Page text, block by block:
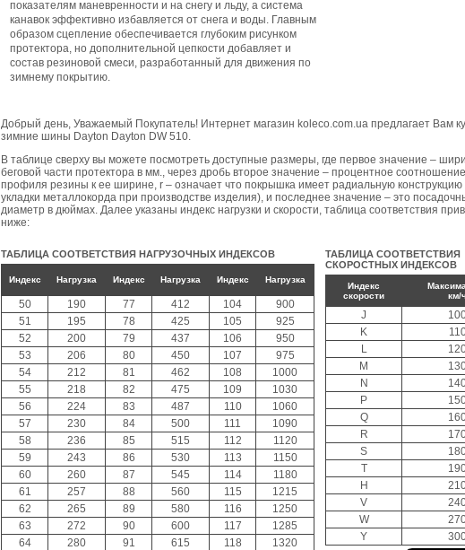
показателям маневренности и на снегу и льду, а система
канавок эффективно избавляется от снега и воды. Главным
образом сцепление обеспечивается глубоким рисунком
протектора, но дополнительной цепкости добавляет и
состав резиновой смеси, разработанный для движения по
зимнему покрытию.
Добрый день, Уважаемый Покупатель! Интернет магазин koleco.com.ua предлагает Вам
зимние шины Dayton Dayton DW 510.
В таблице сверху вы можете посмотреть доступные размеры, где первое значение –
беговой части протектора в мм., через дробь второе значение – процентное
профиля резины к ее ширине, r – означает что покрышка имеет радиальную
укладки металлокорда при производстве изделия), и последнее значение – это
диаметр в дюймах. Далее указаны индекс нагрузки и скорости, таблица соответствия
ниже:
ТАБЛИЦА СООТВЕТСТВИЯ НАГРУЗОЧНЫХ ИНДЕКСОВ
Индекс Нагрузка Индекс Нагрузка Индекс Нагрузка
50 190 77 412 104
900
51
195 78 425 105
925
52
200 79 437 106
950
53
206 80 450 107
975
54
212 81 462 108
1000
55
218 82 475 109
1030
56
224 83 487 110
1060
57
230 84 500 111
1090
58
236 85 515 112
1120
59
243 86 530 113
1150
60
260 87 545 114
1180
61
257 88 560 115
1215
62
265 89 580 116
1250
63
272 90 600 117
1285
64
280 91 615 118
1320
ТАБЛИЦА СООТВЕТСТВИЯ
СКОРОСТНЫХ ИНДЕКСОВ
Индекс
скорости
км/ч
J
K
L
M
N
P
Q
R
S
T
H
V
W
Y